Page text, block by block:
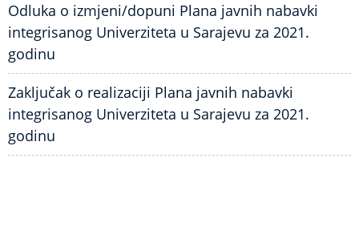
Odluka o izmjeni/dopuni Plana javnih nabavki
integrisanog Univerziteta u Sarajevu za 2021.
godinu
Zaključak o realizaciji Plana javnih nabavki
integrisanog Univerziteta u Sarajevu za 2021.
godinu